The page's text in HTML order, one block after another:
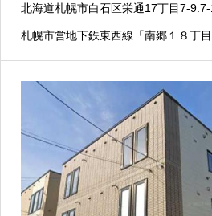
北海道札幌市白石区栄通17丁目7-
札幌市営地下鉄東西線「南郷１８丁